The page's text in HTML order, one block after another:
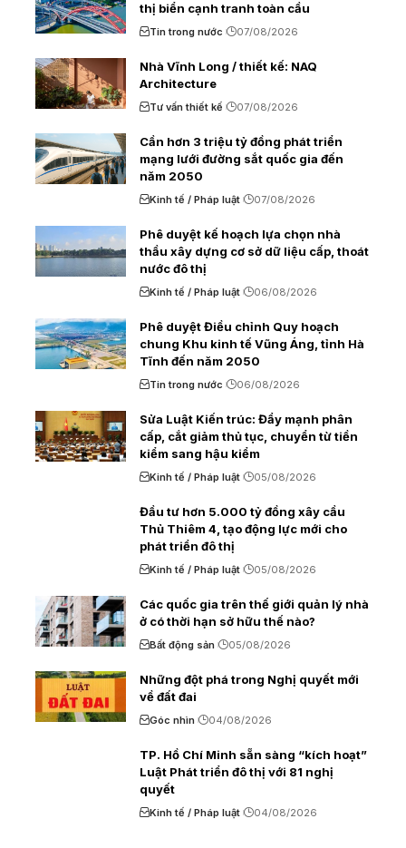
thị biển cạnh tranh toàn cầu
Tin trong nước 07/08/2026
Nhà Vĩnh Long / thiết kế: NAQ
Architecture
Tư vấn thiết kế 07/08/2026
Cần hơn 3 triệu tỷ đồng phát triển
mạng lưới đường sắt quốc gia đến
năm 2050
Kinh tế / Pháp luật 07/08/2026
Phê duyệt kế hoạch lựa chọn nhà
thầu xây dựng cơ sở dữ liệu cấp, thoát
nước đô thị
Kinh tế / Pháp luật 06/08/2026
Phê duyệt Điều chỉnh Quy hoạch
chung Khu kinh tế Vũng Áng, tỉnh Hà
Tĩnh đến năm 2050
Tin trong nước 06/08/2026
Sửa Luật Kiến trúc: Đẩy mạnh phân
cấp, cắt giảm thủ tục, chuyển từ tiền
kiểm sang hậu kiểm
Kinh tế / Pháp luật 05/08/2026
Đầu tư hơn 5.000 tỷ đồng xây cầu
Thủ Thiêm 4, tạo động lực mới cho
phát triển đô thị
Kinh tế / Pháp luật 05/08/2026
Các quốc gia trên thế giới quản lý nhà
ở có thời hạn sở hữu thế nào?
Bất động sản 05/08/2026
Những đột phá trong Nghị quyết mới
về đất đai
Góc nhìn 04/08/2026
TP. Hồ Chí Minh sẵn sàng “kích hoạt”
Luật Phát triển đô thị với 81 nghị
quyết
Kinh tế / Pháp luật 04/08/2026